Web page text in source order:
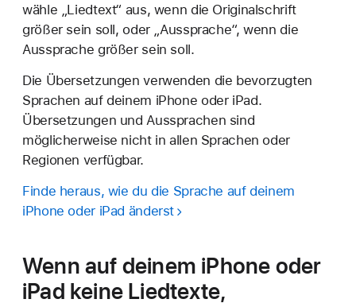
wähle „Liedtext“ aus, wenn die Originalschrift
größer sein soll, oder „Aussprache“, wenn die
Aussprache größer sein soll.
Die Übersetzungen verwenden die bevorzugten
Sprachen auf deinem iPhone oder iPad.
Übersetzungen und Aussprachen sind
möglicherweise nicht in allen Sprachen oder
Regionen verfügbar.
Finde heraus, wie du die Sprache auf deinem
iPhone oder iPad änderst
Wenn auf deinem iPhone oder
iPad keine Liedtexte,